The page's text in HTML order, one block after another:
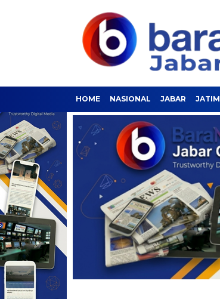
HOME NASIONAL JABAR JATIM